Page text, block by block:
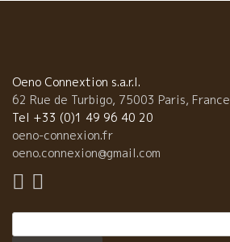
Oeno Connextion s.a.r.l.
62 Rue de Turbigo, 75003 Paris, France
Tel +33 (0)1 49 96 40 20
oeno-connexion.fr
oeno.connexion@gmail.com